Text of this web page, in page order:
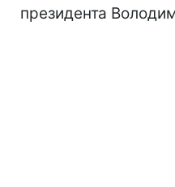
президента